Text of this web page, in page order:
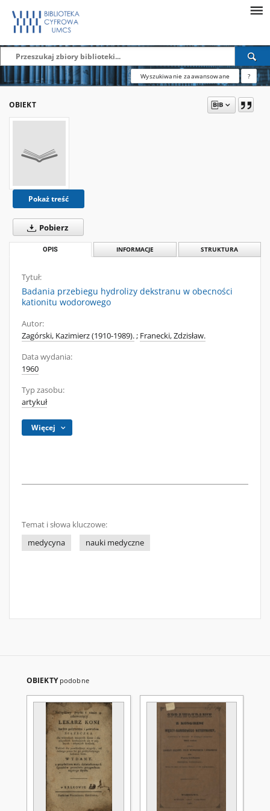
Wyszukiwanie zaawansowane ?
OBIEKT
Pokaż treść
Pobierz
OPIS INFORMACJE STRUKTURA
Tytuł:
Badania przebiegu hydrolizy dekstranu w obecności
kationitu wodorowego
Autor:
Zagórski, Kazimierz (1910-1989).; Franecki, Zdzisław.
Data wydania:
1960
Typ zasobu:
artykuł
Więcej
Temat i słowa kluczowe:
medycyna
nauki medyczne
OBIEKTY podobne